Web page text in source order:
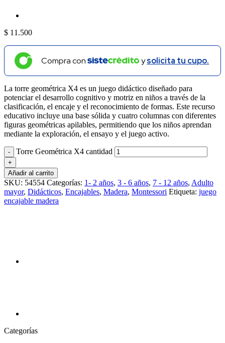
$ 11.500
Compra con ysolicita tu cupo.
La torre geométrica X4 es un juego didáctico diseñado para
potenciar el desarrollo cognitivo y motriz en niños a través de la
clasificación, el encaje y el reconocimiento de formas. Este recurso
educativo incluye una base sólida y cuatro columnas con diferentes
figuras geométricas apilables, permitiendo que los niños aprendan
mediante la exploración, el ensayo y el juego activo.
Torre Geométrica X4 cantidad
Añadir al carrito
SKU: 54554 Categorías: 1- 2 años, 3 - 6 años, 7 - 12 años, Adulto
mayor, Didácticos, Encajables, Madera, Montessori Etiqueta: juego
encajable madera
Categorías